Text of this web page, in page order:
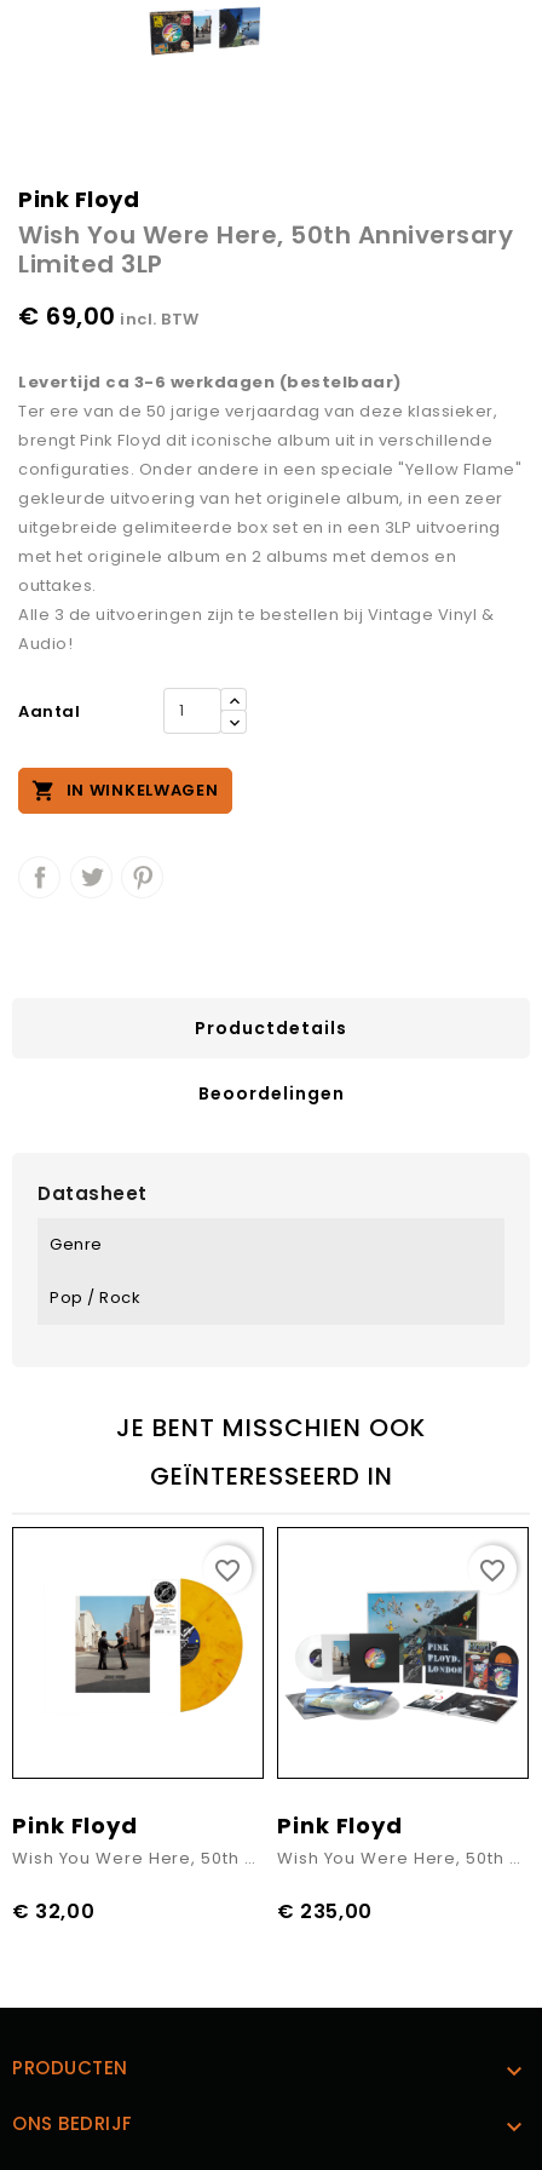
Pink Floyd
Wish You Were Here, 50th Anniversary
Limited 3LP
€ 69,00 incl. BTW
Levertijd ca 3-6 werkdagen (bestelbaar)
Ter ere van de 50 jarige verjaardag van deze klassieker,
brengt Pink Floyd dit iconische album uit in verschillende
configuraties. Onder andere in een speciale "Yellow Flame"
gekleurde uitvoering van het originele album, in een zeer
uitgebreide gelimiteerde box set en in een 3LP uitvoering
met het originele album en 2 albums met demos en
outtakes.
Alle 3 de uitvoeringen zijn te bestellen bij Vintage Vinyl &
Audio!
Aantal
 IN WINKELWAGEN
Productdetails
Beoordelingen
Datasheet
Genre
Pop / Rock
JE BENT MISSCHIEN OOK
GEÏNTERESSEERD IN
favorite_border
Pink Floyd
Wish You Were Here, 50th Anniversary Coloured Vinyl
Prijs
€ 32,00
favorite_border
Pink Floyd
Wish You Were Here, 50th Anniversary Limited Box Set
Prijs
€ 235,00
PRODUCTEN 
ONS BEDRIJF 